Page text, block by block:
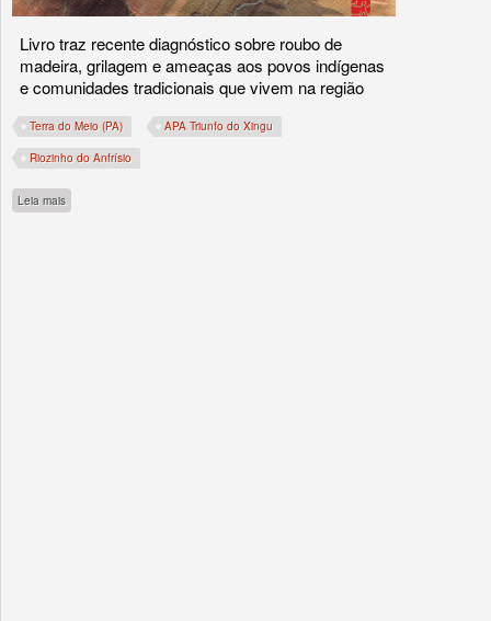
Livro traz recente diagnóstico sobre roubo de
madeira, grilagem e ameaças aos povos indígenas
e comunidades tradicionais que vivem na região
Terra do Meio (PA) APA Triunfo do Xingu
Riozinho do Anfrísio
Leia mais